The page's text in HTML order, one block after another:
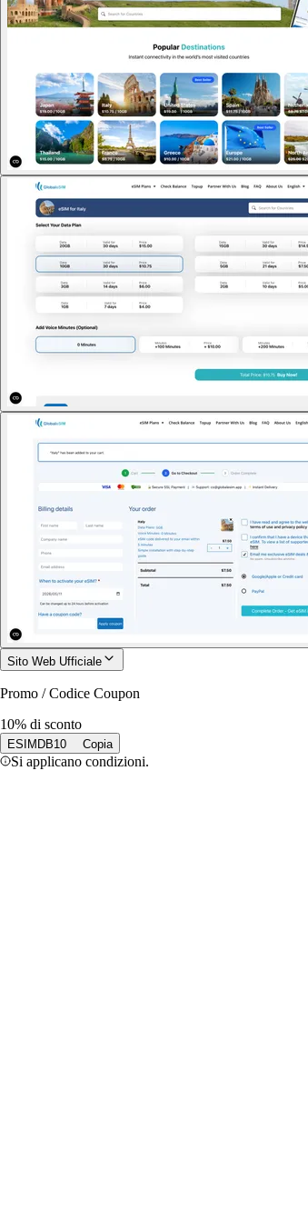
Sito Web Ufficiale
Promo / Codice Coupon
10% di sconto
ESIMDB10 Copia
Si applicano condizioni.